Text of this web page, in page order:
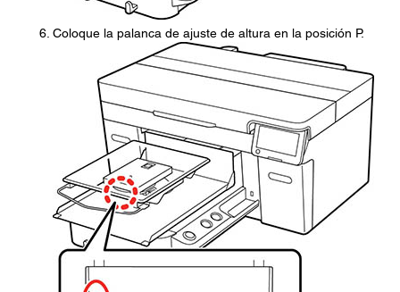
Coloque la palanca de ajuste de altura en la posición P.